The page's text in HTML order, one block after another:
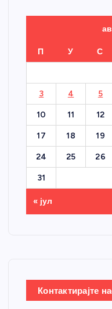
П У С
3 4 5
10 11 12
17 18 19
24 25 26
31
« јул
Контактирајте